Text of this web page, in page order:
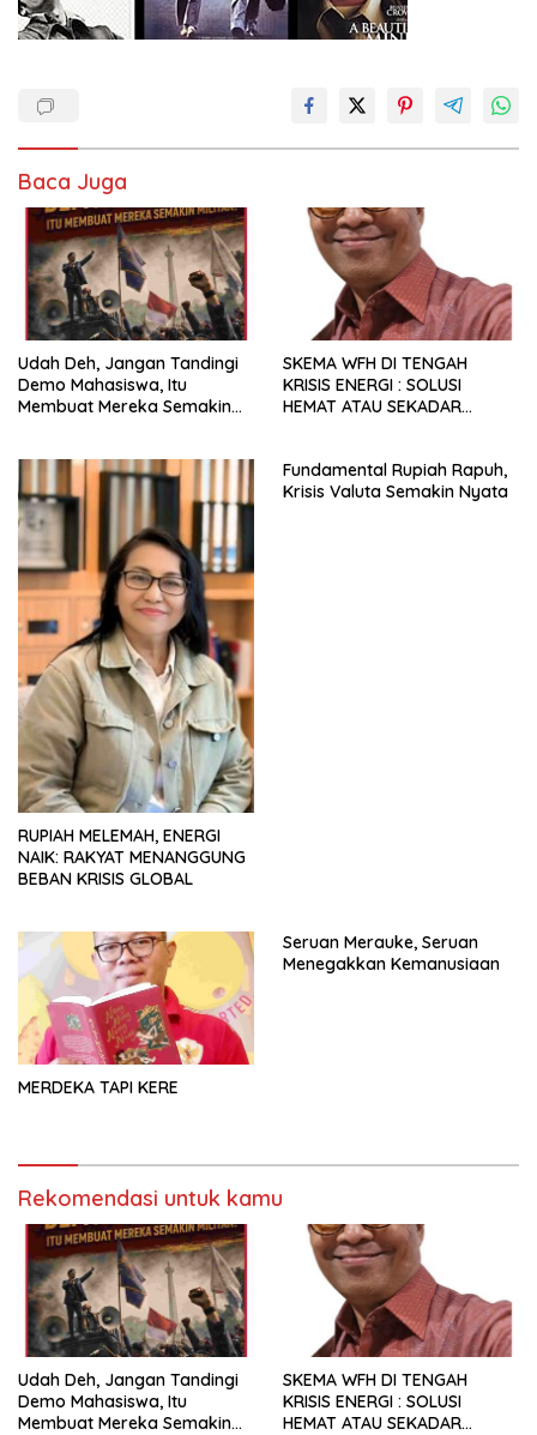
Baca Juga
Udah Deh, Jangan Tandingi
Demo Mahasiswa, Itu
Membuat Mereka Semakin
SKEMA WFH DI TENGAH
KRISIS ENERGI : SOLUSI
HEMAT ATAU SEKADAR
RUPIAH MELEMAH, ENERGI
NAIK: RAKYAT MENANGGUNG
BEBAN KRISIS GLOBAL
Fundamental Rupiah Rapuh,
Krisis Valuta Semakin Nyata
MERDEKA TAPI KERE
Seruan Merauke, Seruan
Menegakkan Kemanusiaan
Rekomendasi untuk kamu
Udah Deh, Jangan Tandingi
Demo Mahasiswa, Itu
Membuat Mereka Semakin
SKEMA WFH DI TENGAH
KRISIS ENERGI : SOLUSI
HEMAT ATAU SEKADAR